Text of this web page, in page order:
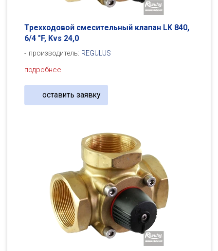
Трехходовой смесительный клапан LK 840,
6/4 "F, Kvs 24,0
производитель: REGULUS
подробнее
оставить заявку